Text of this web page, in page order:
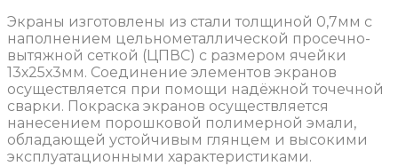
Экраны изготовлены из стали толщиной 0,7мм с
наполнением цельнометаллической просечно-
вытяжной сеткой (ЦПВС) с размером ячейки
13х25х3мм. Соединение элементов экранов
осуществляется при помощи надёжной точечной
сварки. Покраска экранов осуществляется
нанесением порошковой полимерной эмали,
обладающей устойчивым глянцем и высокими
эксплуатационными характеристиками.